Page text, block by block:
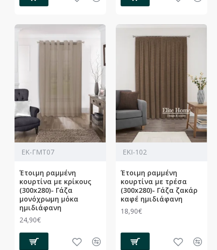
ΕΚ-ΓΜΤ07
Έτοιμη ραμμένη
κουρτίνα με κρίκους
(300x280)- Γάζα
μονόχρωμη μόκα
ημιδιάφανη
24,90€
ΕΚΙ-102
Έτοιμη ραμμένη
κουρτίνα με τρέσα
(300x280)- Γάζα ζακάρ
καφέ ημιδιάφανη
18,90€